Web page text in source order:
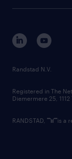
corporate
randstad
country websites
Randstad N.V.
Registered in The
Diemermere 25,
RANDSTAD, is a